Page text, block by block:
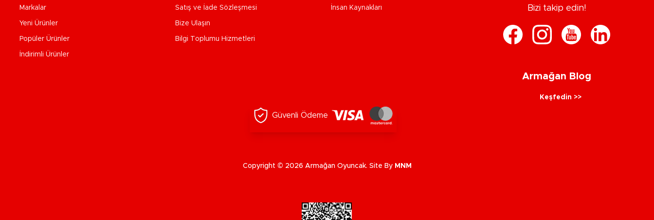
Markalar
Yeni Ürünler
Popüler Ürünler
İndirimli Ürünler
Satış ve İade Sözleşmesi
Bize Ulaşın
Bilgi Toplumu Hizmetleri
İnsan Kaynakları Bizi takip edin!
Armağan Blog
Keşfedin >>
Güvenli Ödeme
Copyright © 2026 Armağan Oyuncak. Site By MNM